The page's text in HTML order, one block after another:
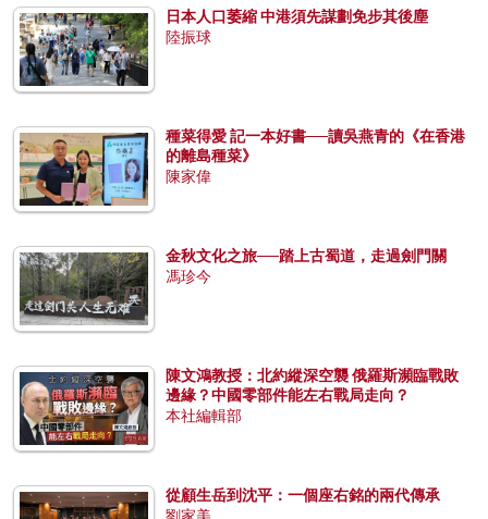
日本人口萎縮 中港須先謀劃免步其後塵
陸振球
種菜得愛 記一本好書──讀吳燕青的《在香港
的離島種菜》
陳家偉
金秋文化之旅──踏上古蜀道，走過劍門關
馮珍今
陳文鴻教授：北約縱深空襲 俄羅斯瀕臨戰敗
邊緣？中國零部件能左右戰局走向？
本社編輯部
從顧生岳到沈平：一個座右銘的兩代傳承